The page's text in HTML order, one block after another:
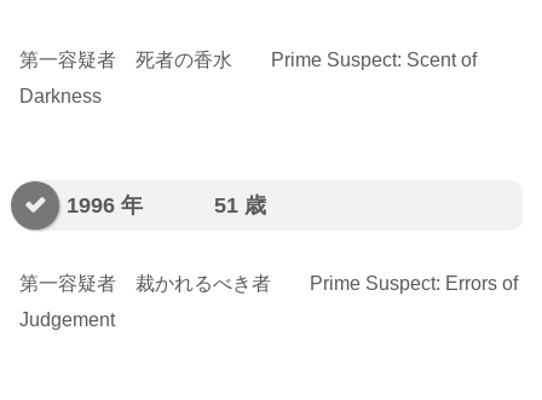
第一容疑者 死者の香水 Prime Suspect: Scent of
Darkness
1996 年 51 歳
第一容疑者 裁かれるべき者 Prime Suspect: Errors of
Judgement